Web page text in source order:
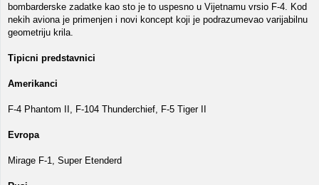
bombarderske zadatke kao sto je to uspesno u Vijetnamu vrsio F-4. Kod
nekih aviona je primenjen i novi koncept koji je podrazumevao varijabilnu
geometriju krila.
Tipicni predstavnici
Amerikanci
F-4 Phantom II, F-104 Thunderchief, F-5 Tiger II
Evropa
Mirage F-1, Super Etenderd